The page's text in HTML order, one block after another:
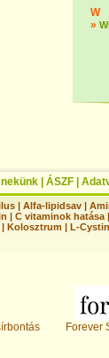
W
»
nekünk ÁSZF
|Alfa-lipidsav |
| C vitaminok hatása |
| Kolosztrum | L-
Forever